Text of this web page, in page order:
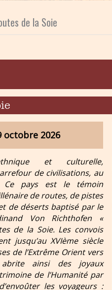
de la Soie
octobre 2026
et culturelle,
de civilisations, au
Ce pays est le témoin
de routes, de pistes
de déserts baptisé par le
Von Richthofen «
de la Soie. Les convois
jusqu’au XVIème siècle
de l’Extrême Orient vers
abrite ainsi des joyaux
de l’Humanité par
les voyageurs :